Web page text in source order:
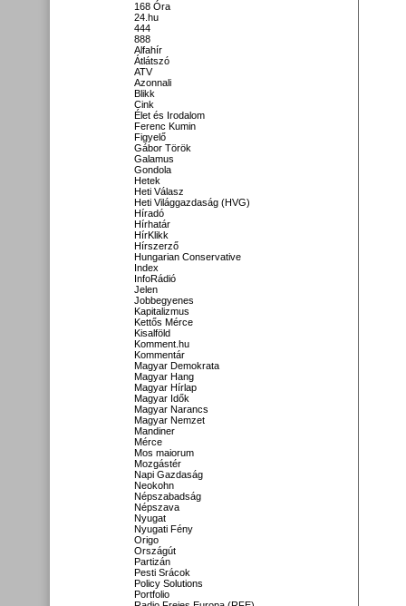
168 Óra
24.hu
444
888
Alfahír
Átlátszó
ATV
Azonnali
Blikk
Cink
Élet és Irodalom
Ferenc Kumin
Figyelő
Gábor Török
Galamus
Gondola
Hetek
Heti Válasz
Heti Világgazdaság (HVG)
Híradó
Hírhatár
HírKlikk
Hírszerző
Hungarian Conservative
Index
InfoRádió
Jelen
Jobbegyenes
Kapitalizmus
Kettős Mérce
Kisalföld
Komment.hu
Kommentár
Magyar Demokrata
Magyar Hang
Magyar Hírlap
Magyar Idők
Magyar Narancs
Magyar Nemzet
Mandiner
Mérce
Mos maiorum
Mozgástér
Napi Gazdaság
Neokohn
Népszabadság
Népszava
Nyugat
Nyugati Fény
Origo
Országút
Partizán
Pesti Srácok
Policy Solutions
Portfolio